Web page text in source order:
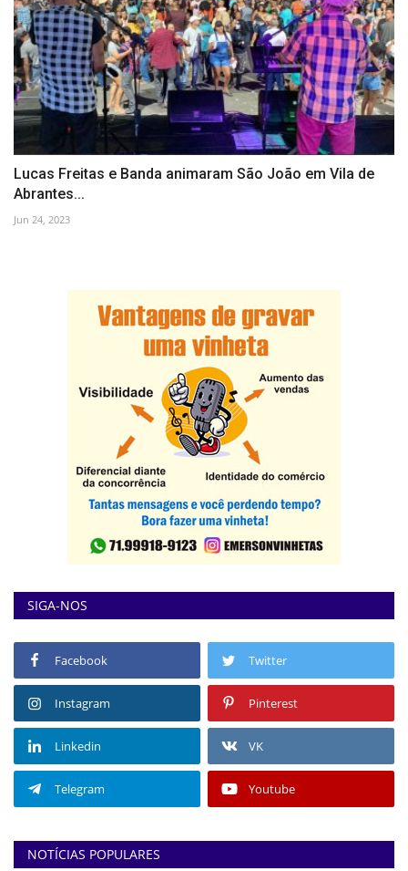
Lucas Freitas e Banda animaram São João em Vila de
Abrantes...
Jun 24, 2023
SIGA-NOS
Facebook Twitter
Instagram Pinterest
Linkedin VK
Telegram Youtube
NOTÍCIAS POPULARES